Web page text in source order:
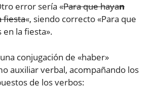
error sería «Para que hayan
fiesta«, siendo correcto «Para que
en la fiesta».
conjugación de «haber»
auxiliar verbal, acompañando los
de los verbos: